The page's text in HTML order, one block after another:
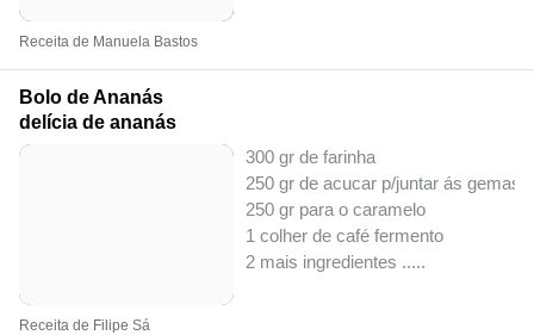
Receita de Manuela Bastos
Bolo de Ananás
delícia de ananás
300 gr de farinha
250 gr de acucar p/juntar ás gemas
250 gr para o caramelo
1 colher de café fermento
2 mais ingredientes .....
Receita de Filipe Sá